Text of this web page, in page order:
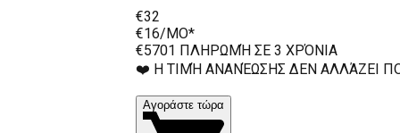
€32
€16/MO*
€5701 ΠΛΗΡΩΜΉ ΣΕ 3 ΧΡΌΝΙΑ
❤️ Η ΤΙΜΉ ΑΝΑΝΈΩΣΗΣ ΔΕΝ ΑΛΛΆΖΕΙ
Αγοράστε τώρα